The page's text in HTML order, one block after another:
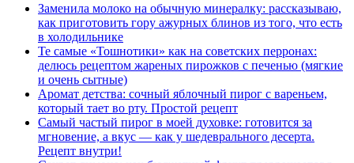
Заменила молоко на обычную минералку: рассказываю,
как приготовить гору ажурных блинов из того, что есть
в холодильнике
Те самые «Тошнотики» как на советских перронах:
делюсь рецептом жареных пирожков с печенью (мягкие
и очень сытные)
Аромат детства: сочный яблочный пирог с вареньем,
который тает во рту. Простой рецепт
Самый частый пирог в моей духовке: готовится за
мгновение, а вкус — как у шедеврального десерта.
Рецепт внутри!